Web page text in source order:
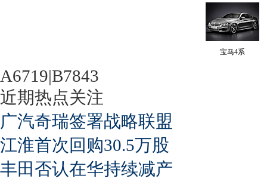
宝马4系
A6719|B7843
近期热点关注
广汽奇瑞签署战略联盟
江淮首次回购30.5万股
丰田否认在华持续减产